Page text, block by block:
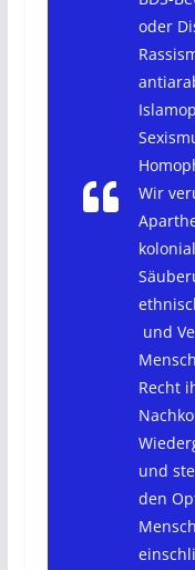
oder
Wir
und
Recht
und
den